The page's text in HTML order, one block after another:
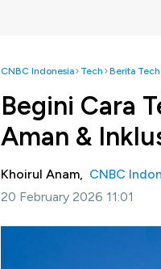
CNBC Indonesia Tech Berita Tech
Begini Cara
Aman &
Khoirul Anam, CNBC
20 February 2026 11:01